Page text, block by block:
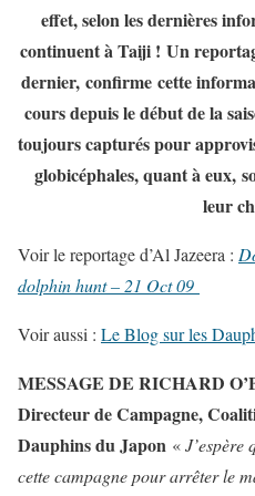
effet, selon les dernières
continuent à Taiji ! Un
dernier, confirme cette
cours depuis le début de la
toujours capturés pour
globicéphales, quant à eux,
leur
Voir le reportage d’Al Jazeera :
dolphin hunt – 21 Oct 09
Voir aussi : Le Blog sur les
MESSAGE DE RICHARD
Directeur de Campagne,
Dauphins du Japon «J’espère
cette campagne pour arrêter le